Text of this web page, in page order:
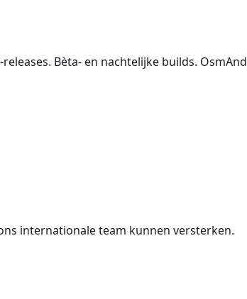
Bèta- en nachtelijke builds. OsmAnd
internationale team kunnen versterken.